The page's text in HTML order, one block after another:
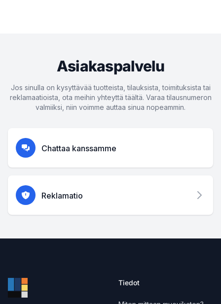
Asiakaspalvelu
Jos sinulla on kysyttävää tuotteista, tilauksista, toimituksista tai
reklamaatioista, ota meihin yhteyttä täältä. Varaa tilausnumeron
valmiiksi, niin voimme auttaa sinua nopeammin.
Chattaa kanssamme
Reklamatio
Tiedot